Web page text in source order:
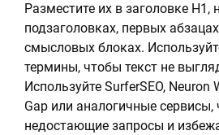
Разместите их в заголовке H1,
подзаголовках, первых
смысловых блоках.
термины, чтобы текст не
Используйте SurferSEO, Neuron
Gap или аналогичные сервисы,
недостающие запросы и